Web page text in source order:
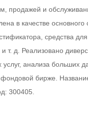
продажей и
в качестве
средства
т. д. Реализовано
услуг, анализа
бирже.
300405.